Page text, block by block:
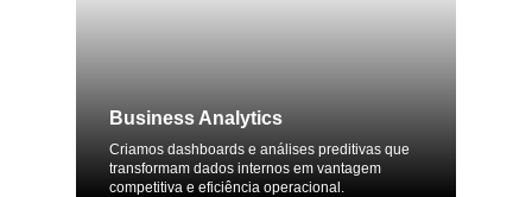
Business Analytics
Criamos dashboards e análises preditivas que
transformam dados internos em vantagem
competitiva e eficiência operacional.